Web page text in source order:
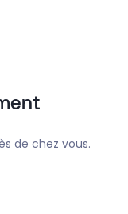
de chez vous.